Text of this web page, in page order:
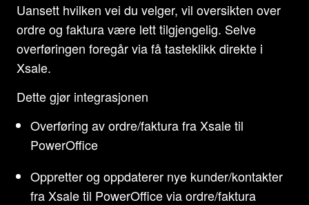
Uansett hvilken vei du velger, vil oversikten over
ordre og faktura være lett tilgjengelig. Selve
overføringen foregår via få tasteklikk direkte i
Xsale.
Dette gjør integrasjonen
Overføring av ordre/faktura fra Xsale til
PowerOffice
Oppretter og oppdaterer nye kunder/kontakter
fra Xsale til PowerOffice via ordre/faktura